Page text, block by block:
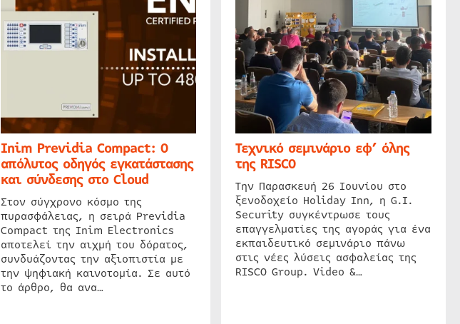
Inim Previdia Compact: Ο
απόλυτος οδηγός εγκατάστασης
και σύνδεσης στο Cloud
Στον σύγχρονο κόσμο της
πυρασφάλειας, η σειρά Previdia
Compact της Inim Electronics
αποτελεί την αιχμή του δόρατος,
συνδυάζοντας την αξιοπιστία με
την ψηφιακή καινοτομία. Σε αυτό
το άρθρο, θα ανα…
Τεχνικό σεμινάριο εφ’ όλης
της RISCO
Την Παρασκευή 26 Ιουνίου στο
ξενοδοχείο Holiday Inn, η G.I.
Security συγκέντρωσε τους
επαγγελματίες της αγοράς για ένα
εκπαιδευτικό σεμινάριο πάνω
στις νέες λύσεις ασφαλείας της
RISCO Group. Video &…